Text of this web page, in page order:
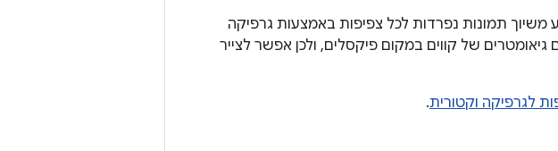
תמונות נפרדות לכל צפיפות באמצעות גרפיקה
של קווים במקום פיקסלים, ולכן אפשר לצייר
לגרפיקה וקטורית.